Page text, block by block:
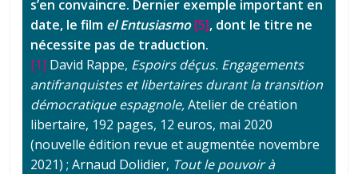
s’en convaincre. Dernier exemple important en
date, le film el Entusiasmo[5], dont le titre ne
nécessite pas de traduction.
[1] David Rappe, Espoirs déçus. Engagements
antifranquistes et libertaires durant la transition
démocratique espagnole,Atelier de création
libertaire, 192 pages, 12 euros, mai 2020
(nouvelle édition revue et augmentée novembre
2021) ; Arnaud Dolidier, Tout le pouvoir à